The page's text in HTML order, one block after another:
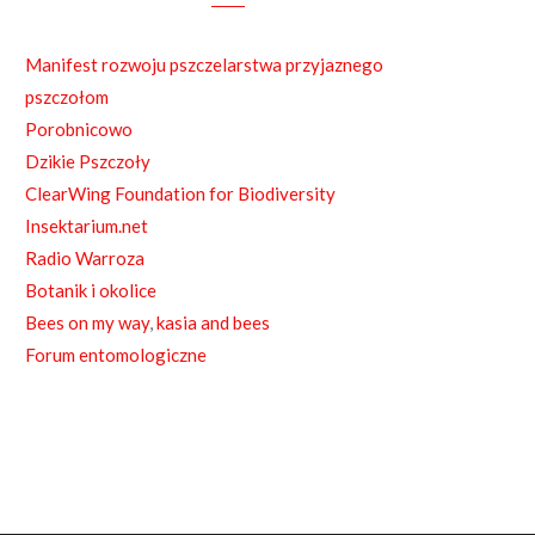
Manifest rozwoju pszczelarstwa przyjaznego
pszczołom
Porobnicowo
Dzikie Pszczoły
ClearWing Foundation for Biodiversity
Insektarium.net
Radio Warroza
Botanik i okolice
Bees on my way,kasia and bees
Forum entomologiczne